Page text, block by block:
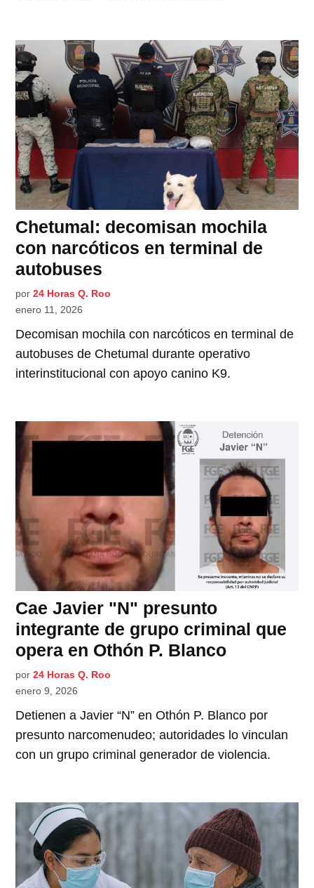
Chetumal: decomisan mochila
con narcóticos en terminal de
autobuses
por 24 Horas Q. Roo
enero 11, 2026
Decomisan mochila con narcóticos en terminal de
autobuses de Chetumal durante operativo
interinstitucional con apoyo canino K9.
Cae Javier "N" presunto
integrante de grupo criminal que
opera en Othón P. Blanco
por 24 Horas Q. Roo
enero 9, 2026
Detienen a Javier “N” en Othón P. Blanco por
presunto narcomenudeo; autoridades lo vinculan
con un grupo criminal generador de violencia.